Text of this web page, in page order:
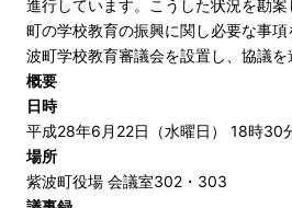
進行しています。こうした状況を勘
町の学校教育の振興に関し必要な事
波町学校教育審議会を設置し、協議を
概要
日時
平成28年6月22日（水曜日） 18時30
場所
紫波町役場 会議室302・303